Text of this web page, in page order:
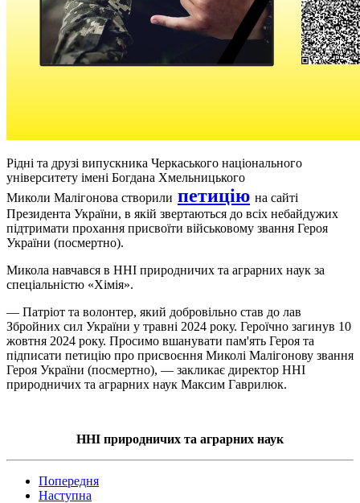
Рідні та друзі випускника Черкаського національного
університету імені Богдана Хмельницького
Миколи Малігонова створили петицію на сайті
Президента України, в якій звертаються до всіх небайдужих
підтримати прохання присвоїти військовому звання Героя
України (посмертно).
Микола навчався в ННІ природничих та аграрних наук за
спеціальністю «Хімія».
— Патріот та волонтер, який добровільно став до лав
Збройних сил України у травні 2024 року. Героїчно загинув 10
жовтня 2024 року. Просимо вшанувати пам'ять Героя та
підписати петицію про присвоєння Миколі Малігонову звання
Героя України (посмертно), — закликає директор ННІ
природничих та аграрних наук Максим Гаврилюк.
ННІ природничих та аграрних наук
Попередня
Наступна